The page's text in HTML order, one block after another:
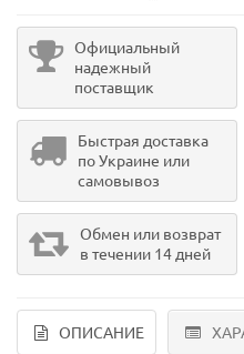
Официальный
надежный
поставщик
Быстрая доставка
по Украине или
самовывоз
Обмен или возврат
в течении 14 дней
ОПИСАНИЕ